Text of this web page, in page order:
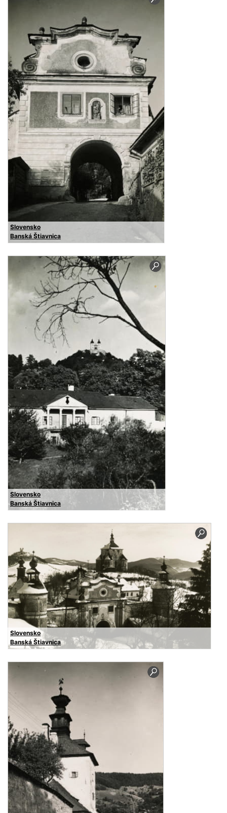
Slovensko
Banská Štiavnica
Slovensko
Banská Štiavnica
Slovensko
Banská Štiavnica